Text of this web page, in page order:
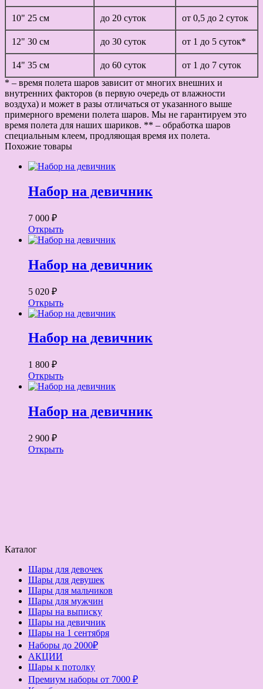
10" 25 см до 20 суток от 0,5 до 2 суток
12" 30 см до 30 суток от 1 до 5 суток*
14" 35 см до 60 суток
от 1 до 7 суток
* – время полета шаров зависит от многих внешних и
внутренних факторов (в первую очередь от влажности
воздуха) и может в разы отличаться от указанного выше
примерного времени полета шаров. Мы не гарантируем это
время полета для наших шариков. ** – обработка шаров
специальным клеем, продляющая время их полета.
Похожие товары
Набор на девичник
7 000 ₽
Открыть
Набор на девичник
5 020 ₽
Открыть
Набор на девичник
1 800 ₽
Открыть
Набор на девичник
2 900 ₽
Открыть
Каталог
Шары для девочек
Шары для девушек
Шары для мальчиков
Шары для мужчин
Шары на выписку
Шары на девичник
Шары на 1 сентября
Наборы до 2000₽
АКЦИИ
Шары к потолку
Премиум наборы от 7000 ₽